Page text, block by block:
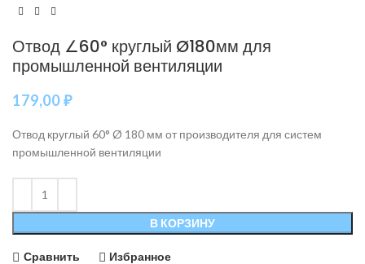
Отвод ∠60° круглый Ø180мм для
промышленной вентиляции
179,00₽
Отвод круглый 60° Ø 180 мм от производителя для систем
промышленной вентиляции
В КОРЗИНУ
Сравнить Избранное